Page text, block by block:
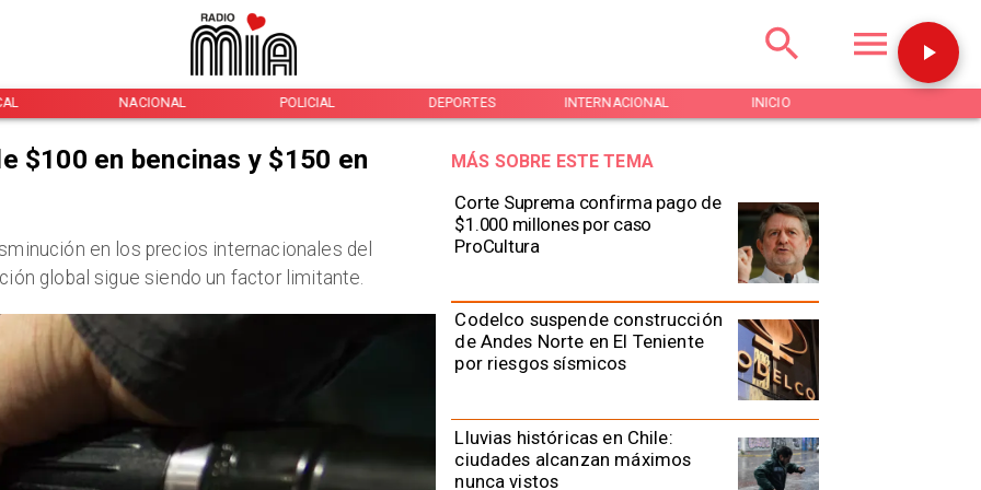
NACIONAL POLICIAL DEPORTES INTERNACIONAL INICIO
Corte Suprema confirma pago de
$1.000 millones por caso
ProCultura
Codelco suspende construcción
de Andes Norte en El Teniente
por riesgos sísmicos
Lluvias históricas en Chile:
ciudades alcanzan máximos
nunca vistos
MÁS SOBRE ESTE TEMA
$100 en bencinas y $150 en
en los precios internacionales del
global sigue siendo un factor limitante.